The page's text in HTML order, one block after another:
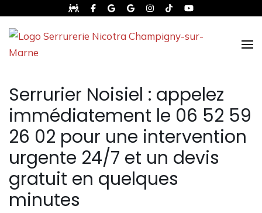
Serrurier Noisiel : appelez
immédiatement le 06 52 59
26 02 pour une intervention
urgente 24/7 et un devis
gratuit en quelques
minutes